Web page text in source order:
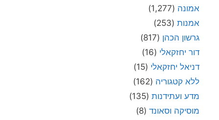
אמונה (1,277)
אמנות (253)
גרשון הכהן (817)
דור יחזקאלי (16)
דניאל יחזקאלי (15)
ללא קטגוריה (162)
מדע ועתידנות (135)
מוסיקה וסאונד (8)